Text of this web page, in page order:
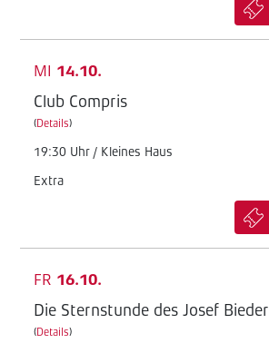
MI 14.10.
Club Compris
(Details)
19:30 Uhr / Kleines Haus
Extra
FR 16.10.
Die Sternstunde des Josef Bieder
(Details)